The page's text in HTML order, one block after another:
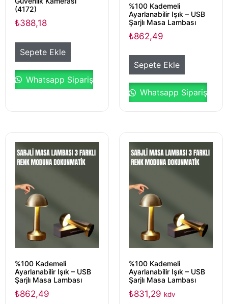
(4172)
₺388,18
Sepete Ekle
Whatsapp Sipariş
%100 Kademeli
Ayarlanabilir Işık – USB
Şarjlı Masa Lambası
₺862,49
Sepete Ekle
Whatsapp Sipariş
%100 Kademeli
Ayarlanabilir Işık – USB
Şarjlı Masa Lambası
₺862,49
%100 Kademeli
Ayarlanabilir Işık – USB
Şarjlı Masa Lambası
₺831,29 kdv